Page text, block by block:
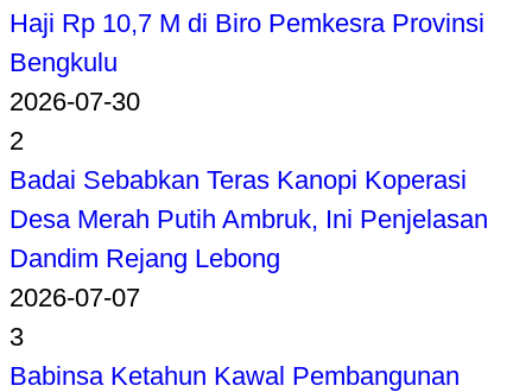
Haji Rp 10,7 M di Biro Pemkesra Provinsi
Bengkulu
2026-07-30
2
Badai Sebabkan Teras Kanopi Koperasi
Desa Merah Putih Ambruk, Ini Penjelasan
Dandim Rejang Lebong
2026-07-07
3
Babinsa Ketahun Kawal Pembangunan